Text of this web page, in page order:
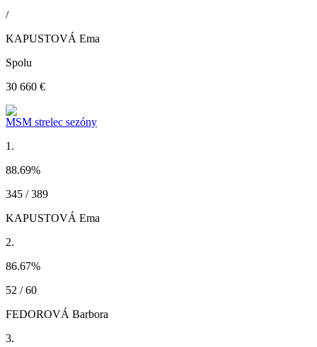
/
KAPUSTOVÁ Ema
Spolu
30 660 €
MSM strelec sezóny
1.
88.69%
345 / 389
KAPUSTOVÁ Ema
2.
86.67%
52 / 60
FEDOROVÁ Barbora
3.